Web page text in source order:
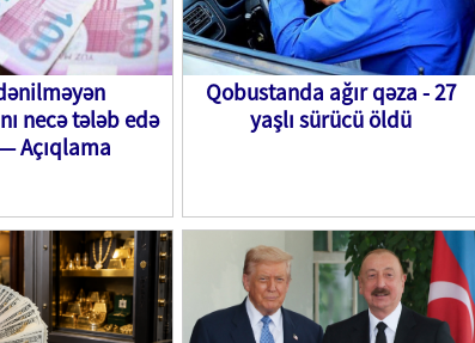
necə tələb edə
Açıqlama
Qobustanda ağır qəza - 27
yaşlı sürücü öldü